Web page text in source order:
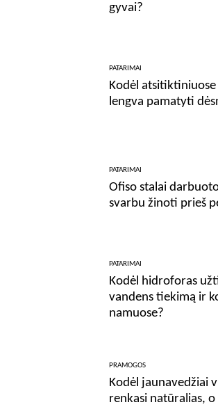
gyvai?
PATARIMAI
Kodėl
lengva pamatyti
PATARIMAI
Ofiso stalai
svarbu žinoti prieš
PATARIMAI
Kodėl hidroforas
vandens tiekimą ir
namuose?
PRAMOGOS
Kodėl jaunavedžiai
renkasi natūralias, o